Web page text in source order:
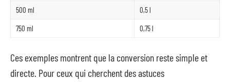
500 ml
0,5 l
750 ml
0,75 l
Ces exemples montrent que la conversion reste simple et
directe. Pour ceux qui cherchent des astuces